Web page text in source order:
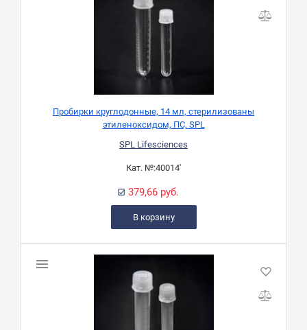
Пробирки круглодонные, 14 мл, стерилизованы
этиленоксидом, ПС, SPL
SPL Lifesciences
Кат. №:40014'
379,66 руб.
В корзину